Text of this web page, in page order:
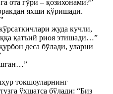
ота гўри – қозихонами?”
яхши кўришади.
жуда кучли,
қатъий риоя этишади…”
деса бўлади, уларни
токшоуларнинг
ўхшатса бўлади: “Биз